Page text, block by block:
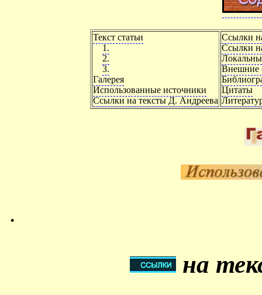
Текст статьи
1.
2.
3.
Галерея
Использованные источники
Ссылки на тексты Д. Андреева
Ссылки
Ссылки
Внешние
Цитаты
.
на